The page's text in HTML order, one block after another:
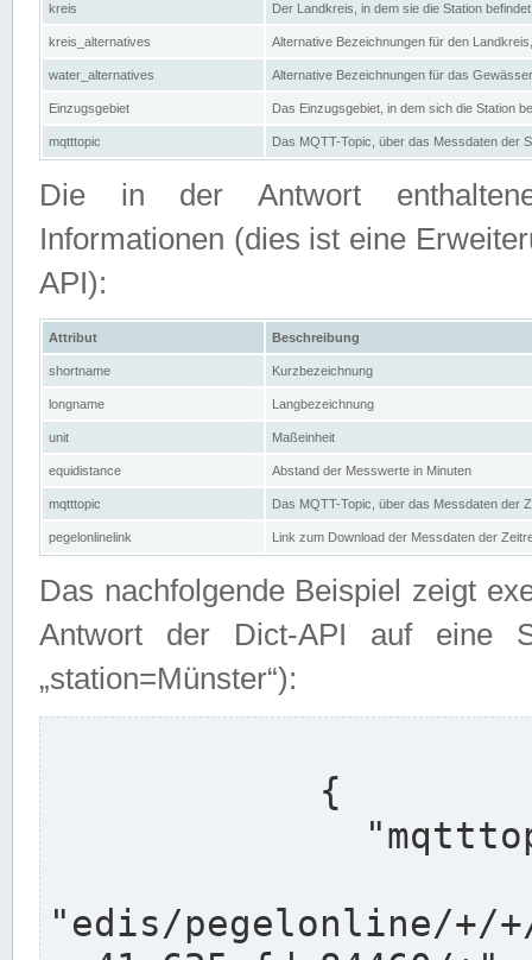
kreis Der Landkreis, in dem sie die Station befindet
kreis_alternatives Alternative Bezeichnungen für den
water_alternatives Alternative Bezeichnungen für das
Einzugsgebiet Das Einzugsgebiet, in dem sich die Station
mqtttopic Das MQTT-Topic, über das Messdaten der
Die in der Antwort
Informationen (dies ist eine
API):
Attribut Beschreibung
shortname Kurzbezeichnung
longname Langbezeichnung
unit Maßeinheit
equidistance Abstand der Messwerte in Minuten
mqtttopic Das MQTT-Topic, über das Messdaten der
pegelonlinelink Link zum Download der Messdaten der
Das nachfolgende Beispiel zeigt
Antwort der Dict-API auf eine
„station=Münster“):
"edis/pegelonline/+/